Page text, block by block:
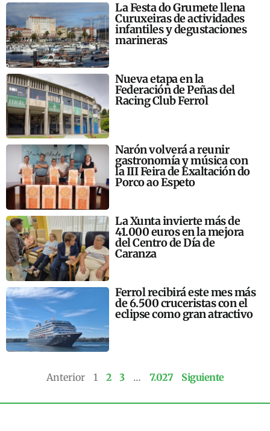
La Festa do Grumete llena
Curuxeiras de actividades
infantiles y degustaciones
marineras
Nueva etapa en la
Federación de Peñas del
Racing Club Ferrol
Narón volverá a reunir
gastronomía y música con
la III Feira de Exaltación do
Porco ao Espeto
La Xunta invierte más de
41.000 euros en la mejora
del Centro de Día de
Caranza
Ferrol recibirá este mes más
de 6.500 cruceristas con el
eclipse como gran atractivo
Anterior 1 2 3 … 7.027 Siguiente